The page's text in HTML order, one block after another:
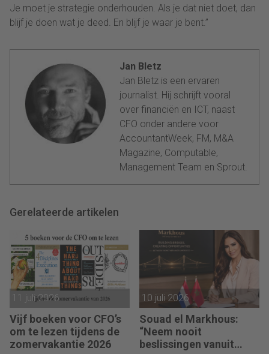
Je moet je strategie onderhouden. Als je dat niet doet, dan
blijf je doen wat je deed. En blijf je waar je bent.”
Jan Bletz
Jan Bletz is een ervaren
journalist. Hij schrijft vooral
over financiën en ICT, naast
CFO onder andere voor
AccountantWeek, FM, M&A
Magazine, Computable,
Management Team en Sprout.
Gerelateerde artikelen
11 juli 2026
Vijf boeken voor CFO’s
om te lezen tijdens de
zomervakantie 2026
10 juli 2026
Souad el Markhous:
“Neem nooit
beslissingen vanuit